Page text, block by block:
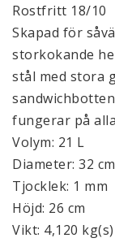
Rostfritt 18/10
Skapad för
storkokande
stål med stora
fungerar på
Volym: 21 L
Diameter: 32 cm
Tjocklek: 1 mm
Höjd: 26 cm
Vikt: 4,120 kg(s)